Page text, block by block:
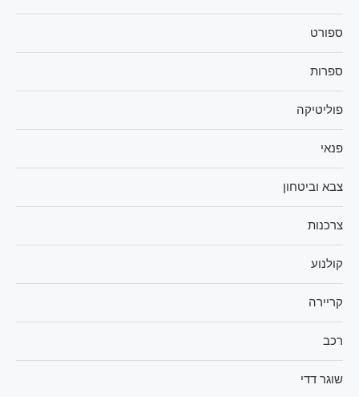
ספורט
ספרות
פוליטיקה
פנאי
צבא וביטחון
צרכנות
קולנוע
קריירה
רכב
שוגר דדי